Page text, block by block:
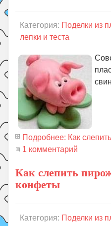
Категория: Поделки из
лепки и теста
Подробнее: Как
1 комментарий
Как слепить
конфеты
Категория: Поделки из